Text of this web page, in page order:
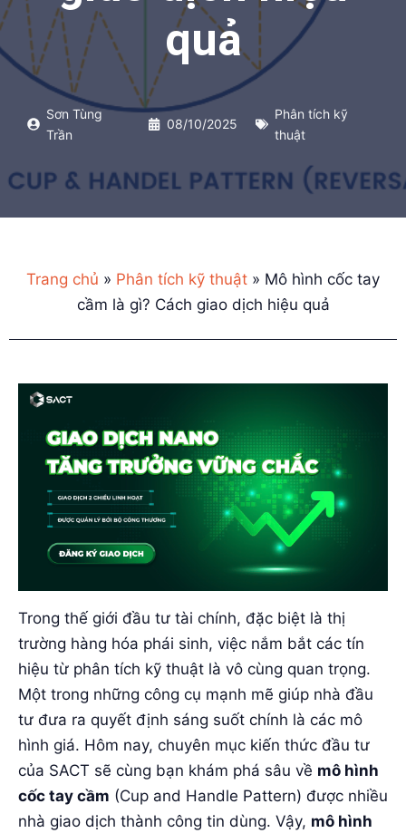
quả
Sơn Tùng
Trần
08/10/2025
Phân tích kỹ
thuật
Trang chủ » Phân tích kỹ thuật » Mô hình cốc tay
cầm là gì? Cách giao dịch hiệu quả
Trong thế giới đầu tư tài chính, đặc biệt là thị
trường hàng hóa phái sinh, việc nắm bắt các tín
hiệu từ phân tích kỹ thuật là vô cùng quan trọng.
Một trong những công cụ mạnh mẽ giúp nhà đầu
tư đưa ra quyết định sáng suốt chính là các mô
hình giá. Hôm nay, chuyên mục kiến thức đầu tư
của SACT sẽ cùng bạn khám phá sâu về mô hình
cốc tay cầm (Cup and Handle Pattern) được nhiều
nhà giao dịch thành công tin dùng. Vậy, mô hình